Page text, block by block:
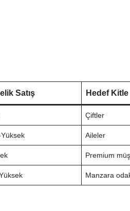
Satış Hedef Kitle
Çiftler
Aileler
Premium
Manzara